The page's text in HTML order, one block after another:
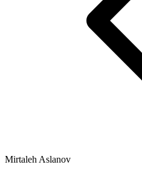
Mirtaleh Aslanov